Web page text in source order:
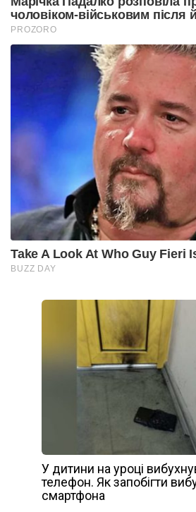
У дитини на уроці
телефон. Як запобігти
смартфона